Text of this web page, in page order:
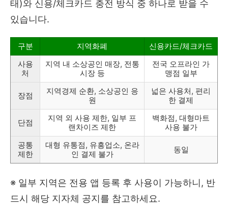
태)와 신용/체크카드 충전 방식 중 하나로 받을 수
있습니다.
구분 지역화폐
신용카드/체크카드
사용
처
지역 내 소상공인 매장, 전통
시장 등
전국 오프라인 가
맹점 일부
장점
지역경제 순환, 소상공인 응
원
넓은 사용처, 편리
한 결제
단점
지역 외 사용 제한, 일부 프
랜차이즈 제한
백화점, 대형마트
사용 불가
공통
제한
대형 유통점, 유흥업소, 온라
인 결제 불가
동일
※ 일부 지역은 전용 앱 등록 후 사용이 가능하니, 반
드시 해당 지자체 공지를 참고하세요.